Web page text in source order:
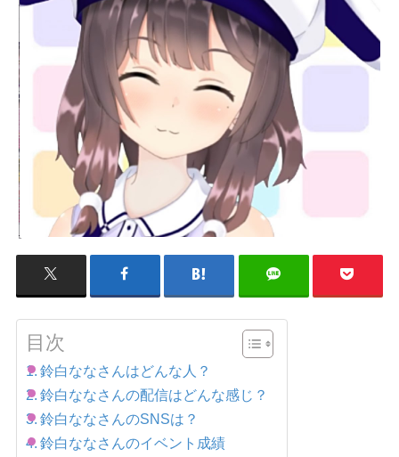
目次
鈴白ななさんはどんな人？
鈴白ななさんの配信はどんな感じ？
鈴白ななさんのSNSは？
鈴白ななさんのイベント成績